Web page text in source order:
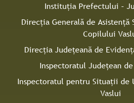
Instituţia Prefectului –
Direcţia Generală de Asistenţă
Copilului
Direcţia Judeţeană de
Inspectoratul Judeţean
Inspectoratul pentru Situaţii de
Vaslui